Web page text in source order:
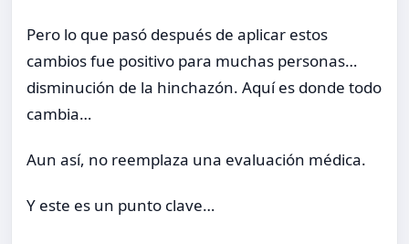
Pero lo que pasó después de aplicar estos
cambios fue positivo para muchas personas…
disminución de la hinchazón. Aquí es donde todo
cambia…
Aun así, no reemplaza una evaluación médica.
Y este es un punto clave…